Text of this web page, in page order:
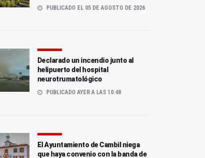
PUBLICADO EL 05 DE AGOSTO DE 2026
Declarado un incendio junto al
helipuerto del hospital
neurotrumatológico
PUBLICADO AYER A LAS 10:48
El Ayuntamiento de Cambil niega
que haya convenio con la banda de